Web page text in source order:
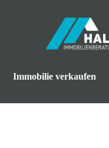
Immobilie verkaufen